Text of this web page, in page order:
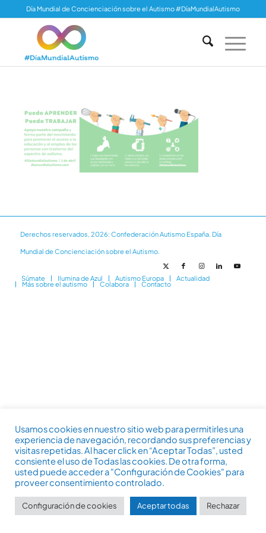
Día Mundial de Concienciación sobre el Autismo #DíaMundialAutismo
Derechos reservados, 2026: Confederación Autismo España. Día
Mundial de Concienciación sobre el Autismo.
Súmate Ilumina de Azul Autismo Europa Actualidad
Más sobre el autismo Colabora Contacto
Usamos cookies en nuestro sitio web para permitirles una
experiencia de navegación, recordando sus preferencias y
visitas repetidas. Al hacer click en “Aceptar Todas”, usted
consiente el uso de Todas las cookies. De otra forma,
usted puede acceder a "Configuración de Cookies" para
proveer consentimiento controlado.
Configuración de cookies Aceptar todas Rechazar